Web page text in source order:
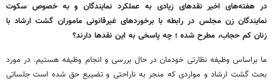
در هفته‌های اخیر نقدهای زیادی به عملکرد نمایندگان و به خصوص سکوت
نمایندگان زن مجلس در رابطه با برخوردهای غیرقانونی ماموران گشت ارشاد با
زنان کم حجاب، مطرح شده ؛‌ چه پاسخی به این نقدها دارند؟
ما براساس وظیفه نظارتی خودمان در حال بررسی و انجام وظیفه هستیم. در مورد
بحث گشت ارشاد و مواردی که منجر به ناراحتی و تضییع حق شده است جلساتی